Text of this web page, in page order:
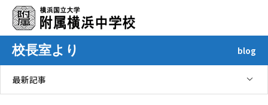
校長室より blog
最新記事